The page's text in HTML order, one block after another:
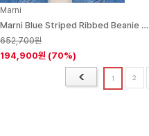
Marni
Marni Blue Striped Ribbed Beanie 252379M138008
652,700원
194,900원 (70%)
1 2